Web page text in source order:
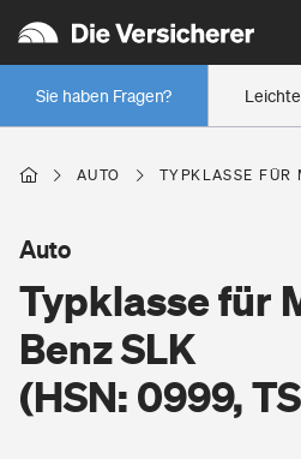
Sie haben Fragen?
Wer versichert was: Jetzt
Regionalklassen: So ist Ihre
Wer versichert was: Jetzt
Berufsunfähigkeitsversicherung
Wohnen
Wohngebäudeversicherung
AUTO TYPKLASSE
Typklasse für
Benz SLK
(HSN: 0999,
Auto